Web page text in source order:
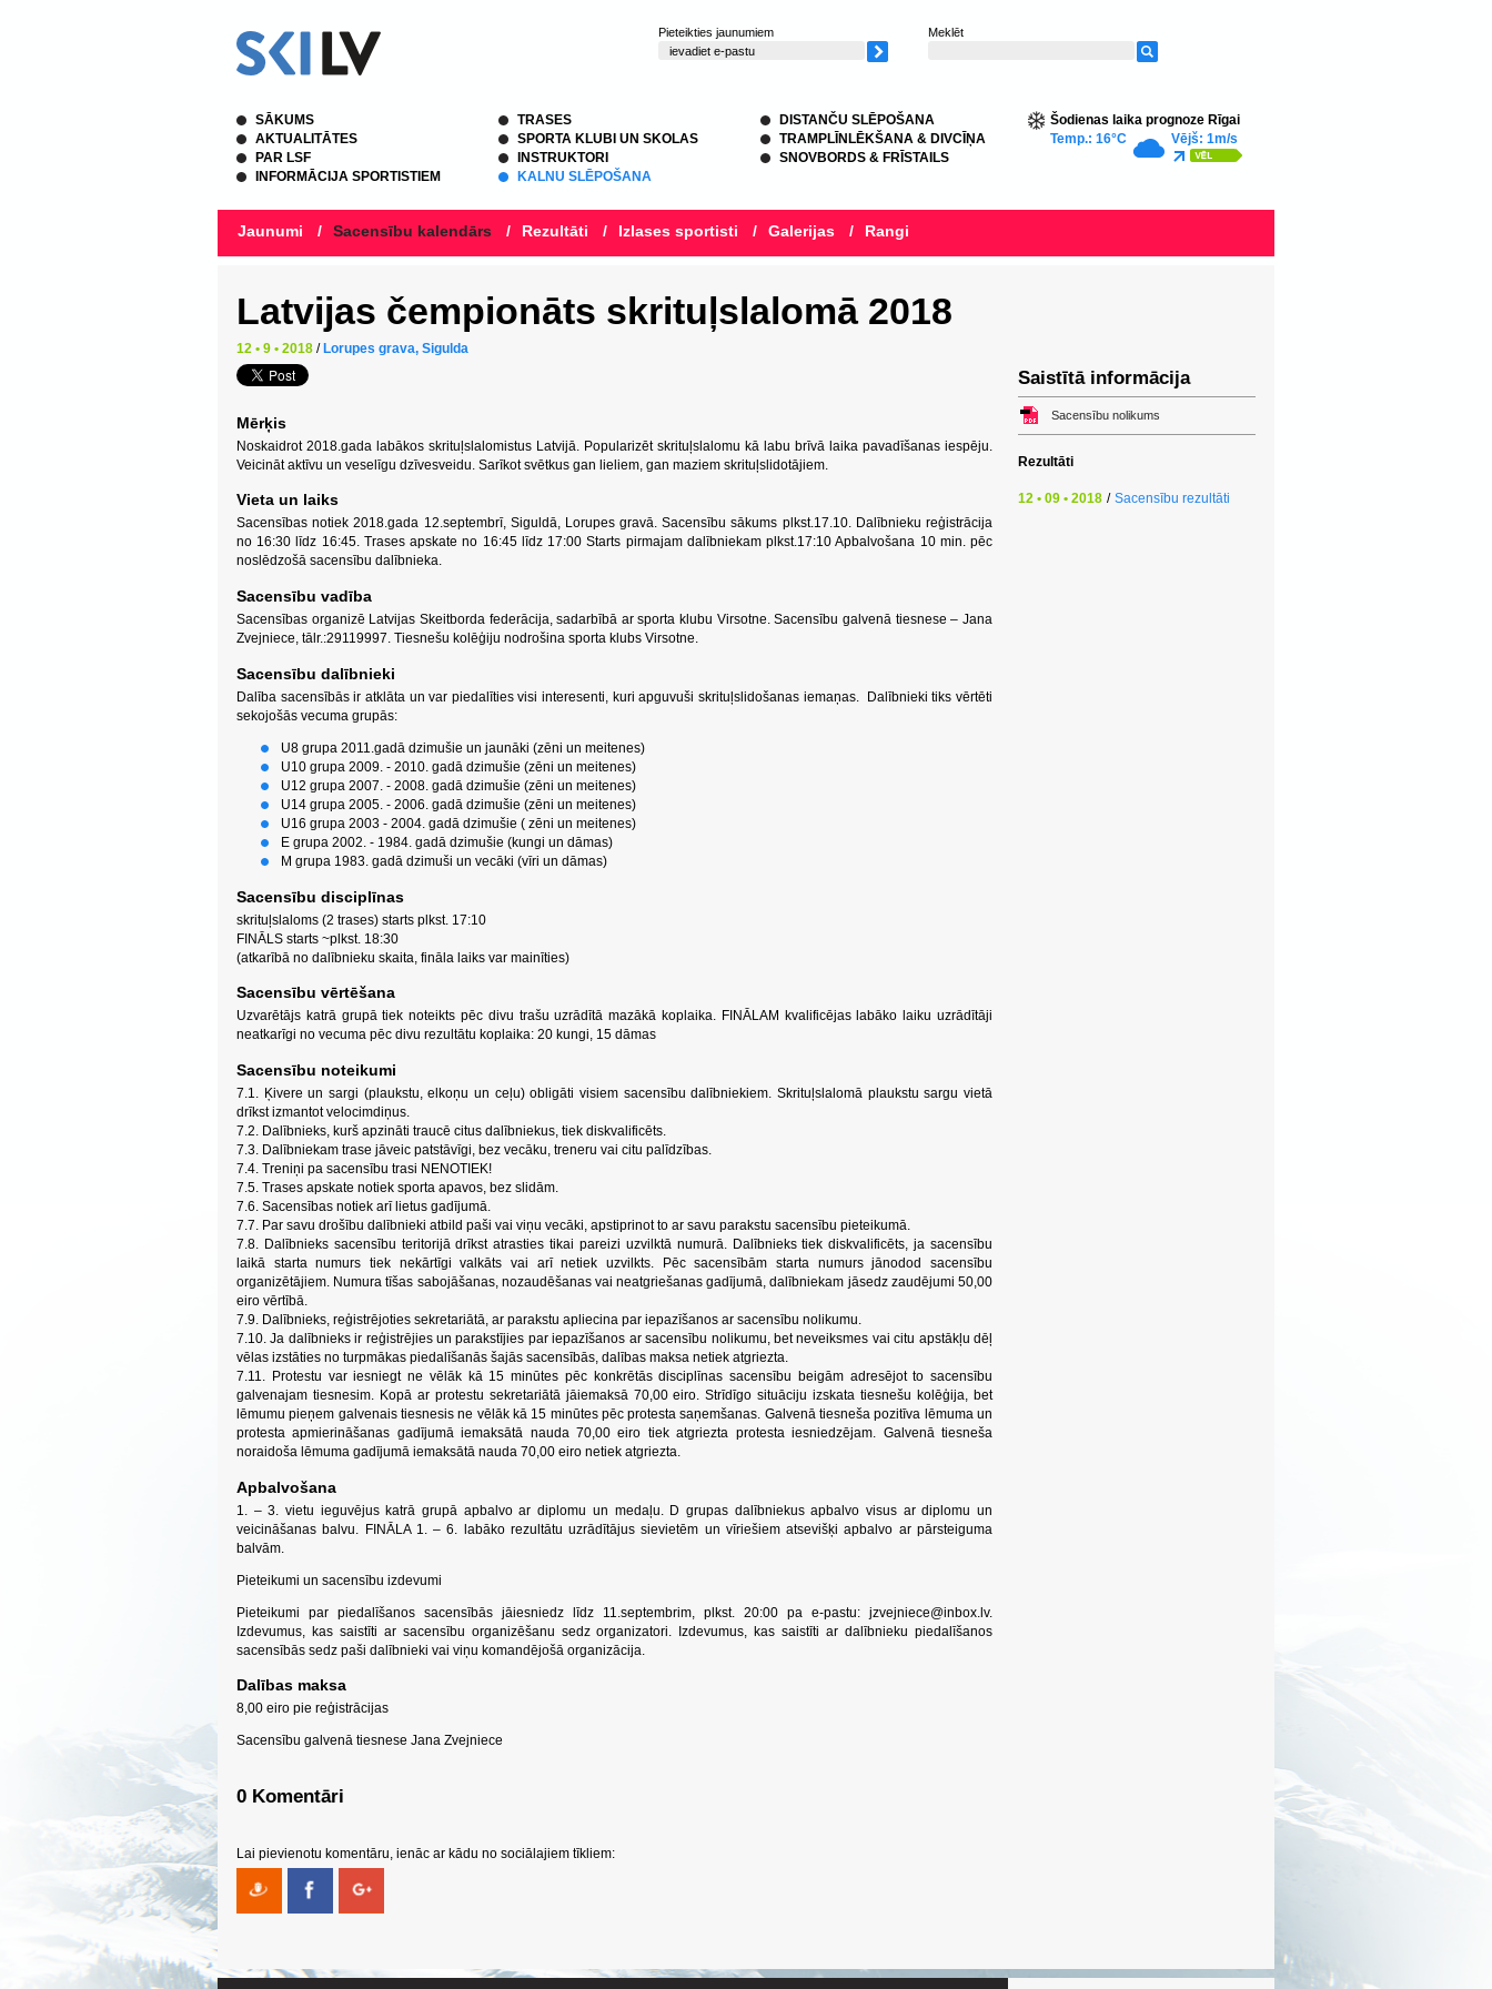
Pieteikties jaunumiem Meklēt
SĀKUMS
AKTUALITĀTES
PAR LSF
INFORMĀCIJA SPORTISTIEM
TRASES
SPORTA KLUBI UN SKOLAS
INSTRUKTORI
KALNU SLĒPOŠANA
DISTANČU SLĒPOŠANA
TRAMPLĪNLĒKŠANA & DIVCĪŅA
SNOVBORDS & FRĪSTAILS
Šodienas laika prognoze Rīgai
Temp.: 16°C
Vējš: 1m/s
Jaunumi / Sacensību kalendārs / Rezultāti / Izlases sportisti / Galerijas / Rangi
Latvijas čempionāts skrituļslalomā 2018
12 • 9 • 2018 / Lorupes grava, Sigulda
Mērķis
Noskaidrot 2018.gada labākos skrituļslalomistus Latvijā. Popularizēt skrituļslalomu kā labu brīvā laika pavadīšanas iespēju.
Veicināt aktīvu un veselīgu dzīvesveidu. Sarīkot svētkus gan lieliem, gan maziem skrituļslidotājiem.
Vieta un laiks
Sacensības notiek 2018.gada 12.septembrī, Siguldā, Lorupes gravā. Sacensību sākums plkst.17.10. Dalībnieku reģistrācija
no 16:30 līdz 16:45. Trases apskate no 16:45 līdz 17:00 Starts pirmajam dalībniekam plkst.17:10 Apbalvošana 10 min. pēc
noslēdzošā sacensību dalībnieka.
Sacensību vadība
Sacensības organizē Latvijas Skeitborda federācija, sadarbībā ar sporta klubu Virsotne. Sacensību galvenā tiesnese – Jana
Zvejniece, tālr.:29119997. Tiesnešu kolēģiju nodrošina sporta klubs Virsotne.
Sacensību dalībnieki
Dalība sacensībās ir atklāta un var piedalīties visi interesenti, kuri apguvuši skrituļslidošanas iemaņas. Dalībnieki tiks vērtēti
sekojošās vecuma grupās:
U8 grupa 2011.gadā dzimušie un jaunāki (zēni un meitenes)
U10 grupa 2009. - 2010. gadā dzimušie (zēni un meitenes)
U12 grupa 2007. - 2008. gadā dzimušie (zēni un meitenes)
U14 grupa 2005. - 2006. gadā dzimušie (zēni un meitenes)
U16 grupa 2003 - 2004. gadā dzimušie ( zēni un meitenes)
E grupa 2002. - 1984. gadā dzimušie (kungi un dāmas)
M grupa 1983. gadā dzimuši un vecāki (vīri un dāmas)
Sacensību disciplīnas
skrituļslaloms (2 trases) starts plkst. 17:10
FINĀLS starts ~plkst. 18:30
(atkarībā no dalībnieku skaita, fināla laiks var mainīties)
Sacensību vērtēšana
Uzvarētājs katrā grupā tiek noteikts pēc divu trašu uzrādītā mazākā koplaika. FINĀLAM kvalificējas labāko laiku uzrādītāji
neatkarīgi no vecuma pēc divu rezultātu koplaika: 20 kungi, 15 dāmas
Sacensību noteikumi
7.1. Ķivere un sargi (plaukstu, elkoņu un ceļu) obligāti visiem sacensību dalībniekiem. Skrituļslalomā plaukstu sargu vietā
drīkst izmantot velocimdiņus.
7.2. Dalībnieks, kurš apzināti traucē citus dalībniekus, tiek diskvalificēts.
7.3. Dalībniekam trase jāveic patstāvīgi, bez vecāku, treneru vai citu palīdzības.
7.4. Treniņi pa sacensību trasi NENOTIEK!
7.5. Trases apskate notiek sporta apavos, bez slidām.
7.6. Sacensības notiek arī lietus gadījumā.
7.7. Par savu drošību dalībnieki atbild paši vai viņu vecāki, apstiprinot to ar savu parakstu sacensību pieteikumā.
7.8. Dalībnieks sacensību teritorijā drīkst atrasties tikai pareizi uzvilktā numurā. Dalībnieks tiek diskvalificēts, ja sacensību
laikā starta numurs tiek nekārtīgi valkāts vai arī netiek uzvilkts. Pēc sacensībām starta numurs jānodod sacensību
organizētājiem. Numura tīšas sabojāšanas, nozaudēšanas vai neatgriešanas gadījumā, dalībniekam jāsedz zaudējumi 50,00
eiro vērtībā.
7.9. Dalībnieks, reģistrējoties sekretariātā, ar parakstu apliecina par iepazīšanos ar sacensību nolikumu.
7.10. Ja dalībnieks ir reģistrējies un parakstījies par iepazīšanos ar sacensību nolikumu, bet neveiksmes vai citu apstākļu dēļ
vēlas izstāties no turpmākas piedalīšanās šajās sacensībās, dalības maksa netiek atgriezta.
7.11. Protestu var iesniegt ne vēlāk kā 15 minūtes pēc konkrētās disciplīnas sacensību beigām adresējot to sacensību
galvenajam tiesnesim. Kopā ar protestu sekretariātā jāiemaksā 70,00 eiro. Strīdīgo situāciju izskata tiesnešu kolēģija, bet
lēmumu pieņem galvenais tiesnesis ne vēlāk kā 15 minūtes pēc protesta saņemšanas. Galvenā tiesneša pozitīva lēmuma un
protesta apmierināšanas gadījumā iemaksātā nauda 70,00 eiro tiek atgriezta protesta iesniedzējam. Galvenā tiesneša
noraidoša lēmuma gadījumā iemaksātā nauda 70,00 eiro netiek atgriezta.
Apbalvošana
1. – 3. vietu ieguvējus katrā grupā apbalvo ar diplomu un medaļu. D grupas dalībniekus apbalvo visus ar diplomu un
veicināšanas balvu. FINĀLA 1. – 6. labāko rezultātu uzrādītājus sievietēm un vīriešiem atsevišķi apbalvo ar pārsteiguma
balvām.
Pieteikumi un sacensību izdevumi
Pieteikumi par piedalīšanos sacensībās jāiesniedz līdz 11.septembrim, plkst. 20:00 pa e-pastu: jzvejniece@inbox.lv.
Izdevumus, kas saistīti ar sacensību organizēšanu sedz organizatori. Izdevumus, kas saistīti ar dalībnieku piedalīšanos
sacensībās sedz paši dalībnieki vai viņu komandējošā organizācija.
Dalības maksa
8,00 eiro pie reģistrācijas
Sacensību galvenā tiesnese Jana Zvejniece
0 Komentāri
Lai pievienotu komentāru, ienāc ar kādu no sociālajiem tīkliem:
Saistītā informācija
Sacensību nolikums
Rezultāti
12 • 09 • 2018 / Sacensību rezultāti